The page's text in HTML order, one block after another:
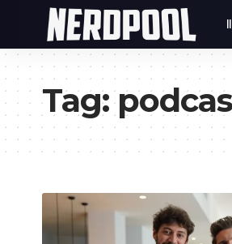
Tag: